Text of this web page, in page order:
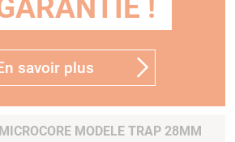
!
savoir plus
MODELE TRAP 28MM